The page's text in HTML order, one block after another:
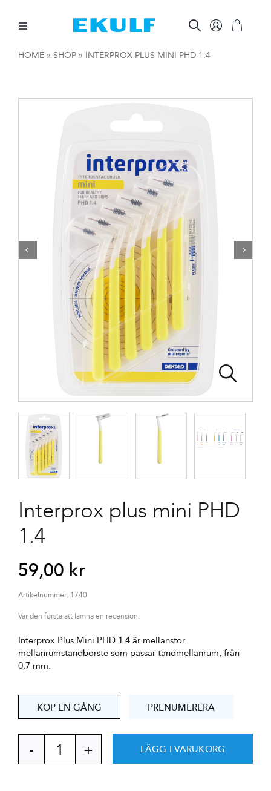
contentToggle
Navigation
BORSTA TÄNDERNA
HOME» SHOP» INTERPROX PLUS MINI PHD 1.4
 
Interprox plus mini PHD
1.4
59,00 kr
Artikelnummer: 1740
Var den första att lämna en recension.
Interprox Plus Mini PHD 1.4 är mellanstor
mellanrumstandborste som passar tandmellanrum, från
0,7 mm.
KÖP EN GÅNG PRENUMERERA
Interprox
plus
LÄGG I VARUKORG